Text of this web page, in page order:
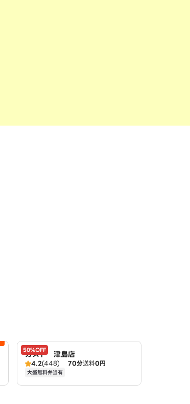
50%OFF
ガスト 津島店
4.2(448) 70分送料0円
大盛無料弁当有